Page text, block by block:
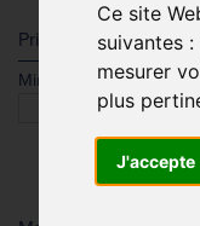
Ce site
suivantes :
mesurer
plus
J'accepte
Prix
Min. Max.